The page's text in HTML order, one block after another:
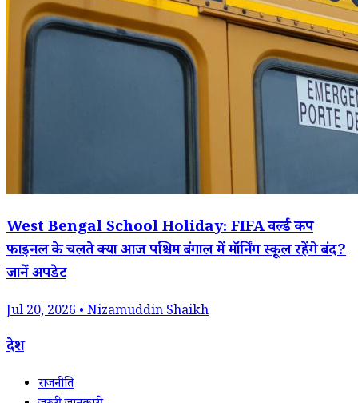
West Bengal School Holiday: FIFA वर्ल्ड कप
फाइनल के चलते क्या आज पश्चिम बंगाल में मॉर्निंग स्कूल रहेंगे बंद?
जानें अपडेट
Jul 20, 2026 • Nizamuddin Shaikh
देश
राजनीति